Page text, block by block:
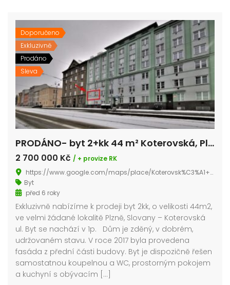
Doporučeno
Exkluzivně
Prodáno
Sleva
PRODÁNO- byt 2+kk 44 m² Koterovská, Plzeň – Plzeň 2-Slovany
2 700 000 Kč / + provize RK
https://www.google.com/maps/place/Koterovsk%C3%A1+60,+326+00+Plze%C5%88+2-Slovany/@49.7387656,13.3906158,17z/data=!3m1!4b1!4m5!3m4!1s0x470af1df277b1711:0x78824c796ac3af12!8m2!3d49.7387656!4d13.3928045
Byt
před 6 roky
Exkluzivně nabízíme k prodeji byt 2kk, o velikosti 44m2,
ve velmi žádané lokalitě Plzně, Slovany – Koterovská
ul. Byt se nachází v 1p. Dům je zděný, v dobrém,
udržovaném stavu. V roce 2017 byla provedena
fasáda z přední části budovy. Byt je dispozičně řešen
samostatnou koupelnou a WC, prostorným pokojem
a kuchyní s obývacím […]